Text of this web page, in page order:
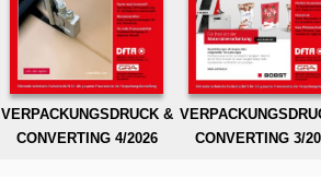
VERPACKUNGSDRUCK &
CONVERTING 4/2026
CONVERTING 3/